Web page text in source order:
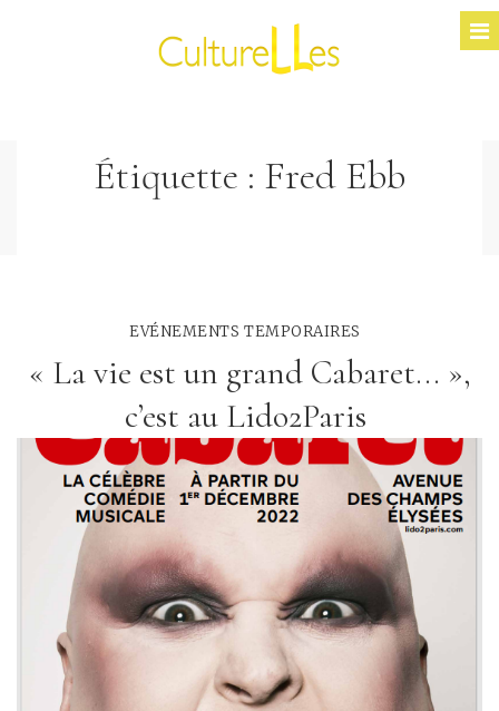
Étiquette : Fred Ebb
EVÉNEMENTS TEMPORAIRES
« La vie est un grand Cabaret... »,
c’est au Lido2Paris